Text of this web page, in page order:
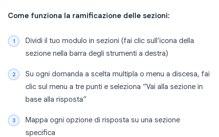
Come funziona la ramificazione delle sezioni:
Dividi il tuo modulo in sezioni (fai clic sull’icona della
sezione nella barra degli strumenti a destra)
Su ogni domanda a scelta multipla o menu a discesa, fai
clic sul menu a tre punti e seleziona “Vai alla sezione in
base alla risposta”
Mappa ogni opzione di risposta su una sezione
specifica